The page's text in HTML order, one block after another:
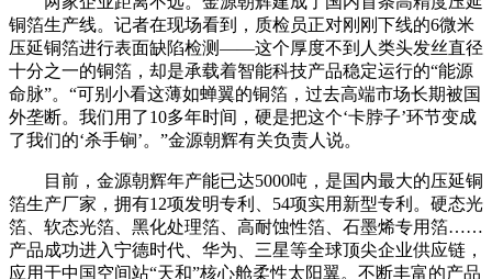
铜箔生产线。记者在现场看到，质检员正对刚刚下线的6微米
压延铜箔进行表面缺陷检测——这个厚度不到人类头发丝直径
十分之一的铜箔，却是承载着智能科技产品稳定运行的“能源
命脉”。“可别小看这薄如蝉翼的铜箔，过去高端市场长期被国
外垄断。我们用了10多年时间，硬是把这个‘卡脖子’环节变成
了我们的‘杀手锏’。”金源朝辉有关负责人说。
目前，金源朝辉年产能已达5000吨，是国内最大的压延铜
箔生产厂家，拥有12项发明专利、54项实用新型专利。硬态光
箔、软态光箔、黑化处理箔、高耐蚀性箔、石墨烯专用箔……
产品成功进入宁德时代、华为、三星等全球顶尖企业供应链，
应用于中国空间站“天和”核心舱柔性太阳翼。不断丰富的产品